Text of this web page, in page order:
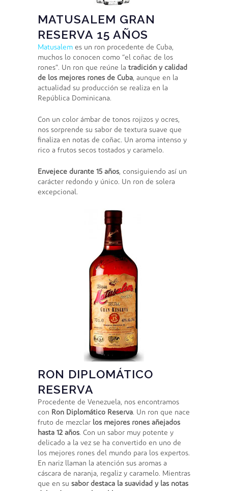
MATUSALEM GRAN
RESERVA 15 AÑOS
Matusalem es un ron procedente de Cuba,
muchos lo conocen como “el coñac de los
rones”. Un ron que reúne la tradición y calidad
de los mejores rones de Cuba, aunque en la
actualidad su producción se realiza en la
República Dominicana.
Con un color ámbar de tonos rojizos y ocres,
nos sorprende su sabor de textura suave que
finaliza en notas de coñac. Un aroma intenso y
rico a frutos secos tostados y caramelo.
Envejece durante 15 años, consiguiendo así un
carácter redondo y único. Un ron de solera
excepcional.
RON DIPLOMÁTICO
RESERVA
Procedente de Venezuela, nos encontramos
con Ron Diplomático Reserva. Un ron que nace
fruto de mezclar los mejores rones añejados
hasta 12 años. Con un sabor muy potente y
delicado a la vez se ha convertido en uno de
los mejores rones del mundo para los expertos.
En nariz llaman la atención sus aromas a
cáscara de naranja, regaliz y caramelo. Mientras
que en su sabor destaca la suavidad y las notas